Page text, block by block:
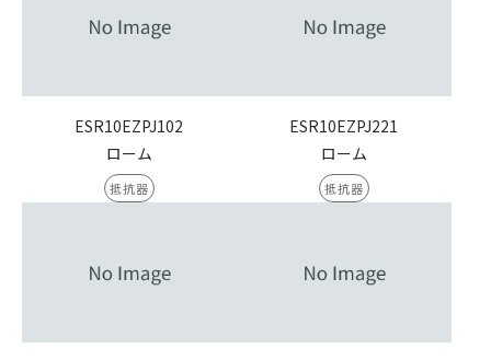
ESR10EZPJ102
ローム
抵抗器
ESR10EZPJ221
ローム
抵抗器